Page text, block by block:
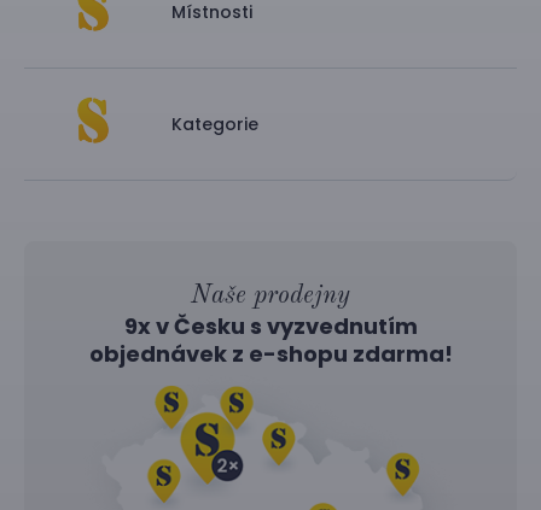
Místnosti
Kategorie
Naše prodejny
9x v Česku s vyzvednutím
objednávek z e-shopu zdarma!